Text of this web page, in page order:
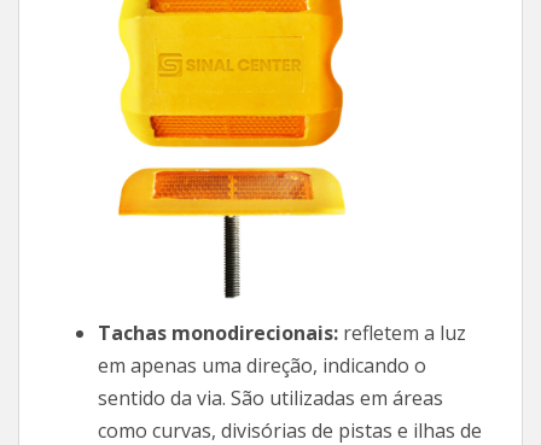
Tachas monodirecionais: refletem a luz
em apenas uma direção, indicando o
sentido da via. São utilizadas em áreas
como curvas, divisórias de pistas e ilhas de